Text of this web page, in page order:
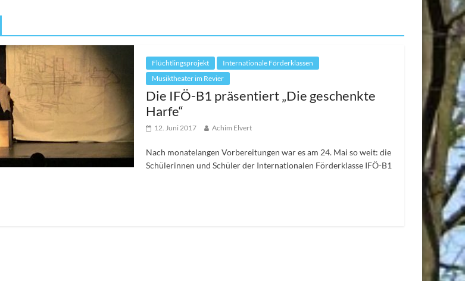
Flüchtlingsprojekt
Internationale Förderklassen
Musiktheater im Revier
Die IFÖ-B1 präsentiert „Die geschenkte
Harfe“
12. Juni 2017 Achim Elvert
Nach monatelangen Vorbereitungen war es am 24. Mai so weit: die
Schülerinnen und Schüler der Internationalen Förderklasse IFÖ-B1